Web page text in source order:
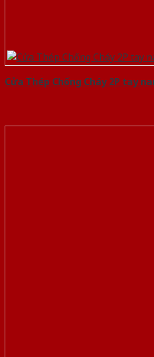
Cửa Thép Chống Cháy 2P tay